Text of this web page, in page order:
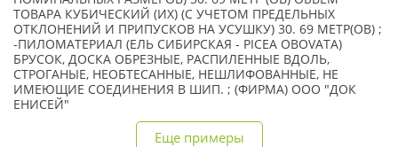
ТОВАРА КУБИЧЕСКИЙ (ИХ) (С УЧЕТОМ ПРЕДЕЛЬНЫХ
ОТКЛОНЕНИЙ И ПРИПУСКОВ НА УСУШКУ) 30. 69 МЕТР(ОВ) ;
-ПИЛОМАТЕРИАЛ (ЕЛЬ СИБИРСКАЯ - PICEA OBOVATA)
БРУСОК, ДОСКА ОБРЕЗНЫЕ, РАСПИЛЕННЫЕ ВДОЛЬ,
СТРОГАНЫЕ, НЕОБТЕСАННЫЕ, НЕШЛИФОВАННЫЕ, НЕ
ИМЕЮЩИЕ СОЕДИНЕНИЯ В ШИП. ; (ФИРМА) ООО "ДОК
ЕНИСЕЙ"
Еще примеры